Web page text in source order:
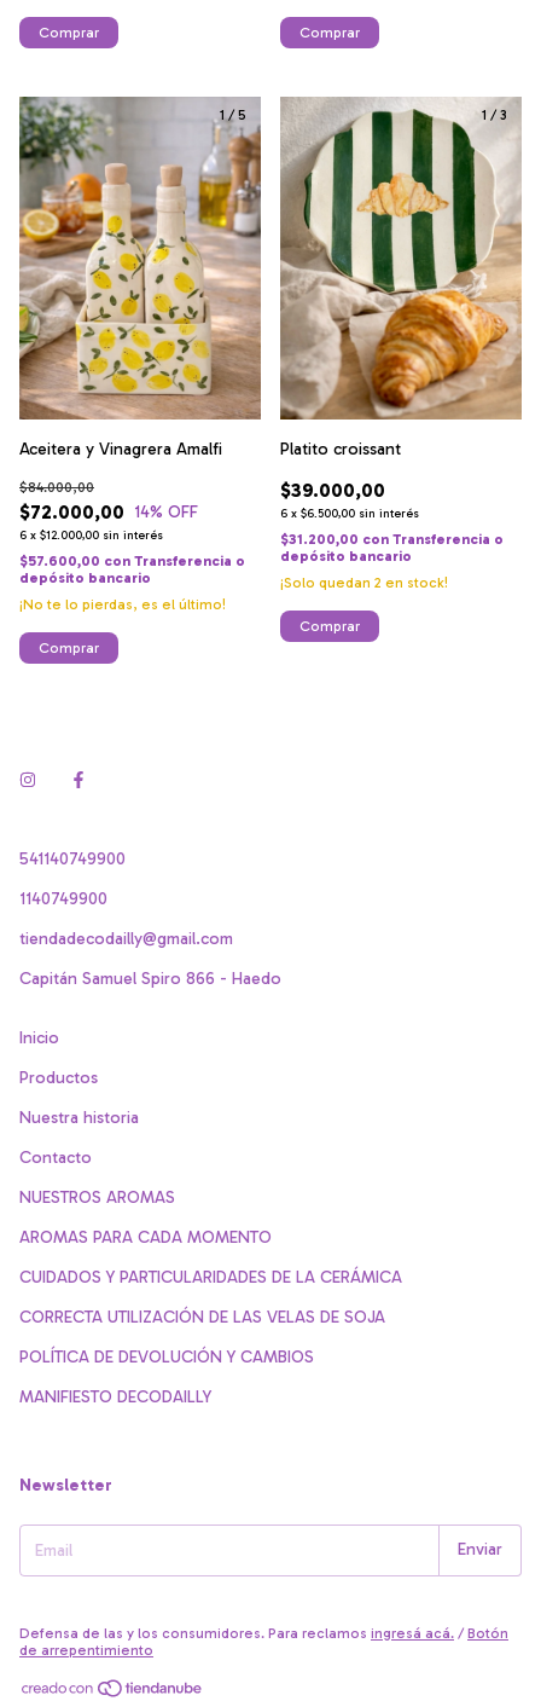
1/5
Aceitera y Vinagrera Amalfi
$72.000,00
$84.000,00
14% OFF
6 x $12.000,00 sin interés
$57.600,00 con Transferencia o
depósito bancario
¡No te lo pierdas, es el último!
1 /3
Platito croissant
$39.000,00
6 x $6.500,00 sin interés
$31.200,00 con Transferencia o
depósito bancario
¡Solo quedan 2 en stock!
541140749900
1140749900
tiendadecodailly@gmail.com
Capitán Samuel Spiro 866 - Haedo
Inicio
Productos
Nuestra historia
Contacto
NUESTROS AROMAS
AROMAS PARA CADA MOMENTO
CUIDADOS Y PARTICULARIDADES DE LA CERÁMICA
CORRECTA UTILIZACIÓN DE LAS VELAS DE SOJA
POLÍTICA DE DEVOLUCIÓN Y CAMBIOS
MANIFIESTO DECODAILLY
Newsletter
Defensa de las y los consumidores. Para reclamos ingresá acá. / Botón
de arrepentimiento